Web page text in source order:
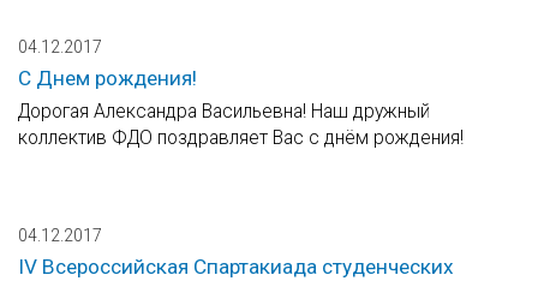
04.12.2017
С Днем рождения!
Дорогая Александра Васильевна! Наш дружный
коллектив ФДО поздравляет Вас с днём рождения!
04.12.2017
IV Всероссийская Спартакиада студенческих